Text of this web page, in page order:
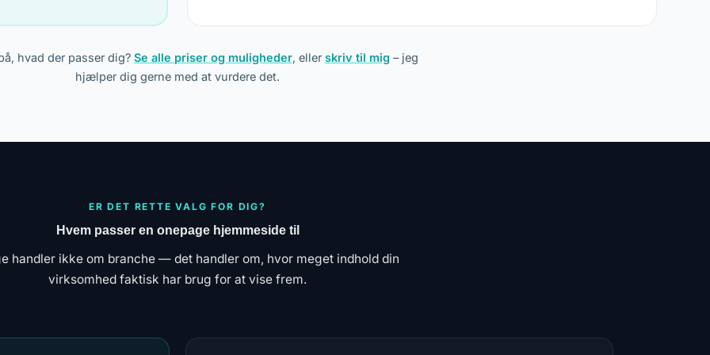
hvad der passer dig? Se alle priser og muligheder, ellerskriv til mig – jeg
hjælper dig gerne med at vurdere det.
ER DET RETTE VALG FOR DIG?
Hvem passer en onepage hjemmeside til
handler ikke om branche — det handler om, hvor meget indhold din
virksomhed faktisk har brug for at vise frem.